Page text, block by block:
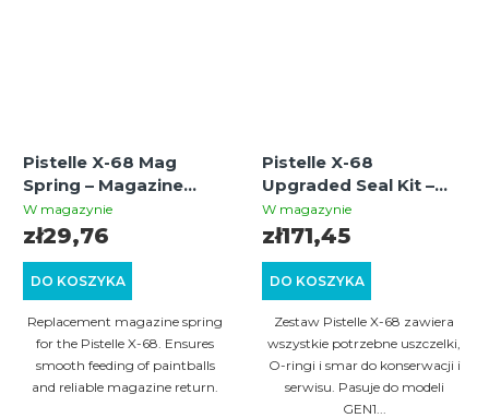
Pistelle X-68 Mag
Spring – Magazine
Spring
W magazynie
DO KOSZYKA
zł29,76
Replacement magazine spring
for the Pistelle X-68. Ensures
smooth feeding of paintballs
and reliable magazine return.
Pistelle X-68
Upgraded Seal Kit –
komplet uszczelek, O-
ringów i smaru dla
GEN1 i GEN2
W magazynie
DO KOSZYKA
zł171,45
Zestaw Pistelle X-68 zawiera
wszystkie potrzebne uszczelki,
O-ringi i smar do konserwacji i
serwisu. Pasuje do modeli
GEN1...